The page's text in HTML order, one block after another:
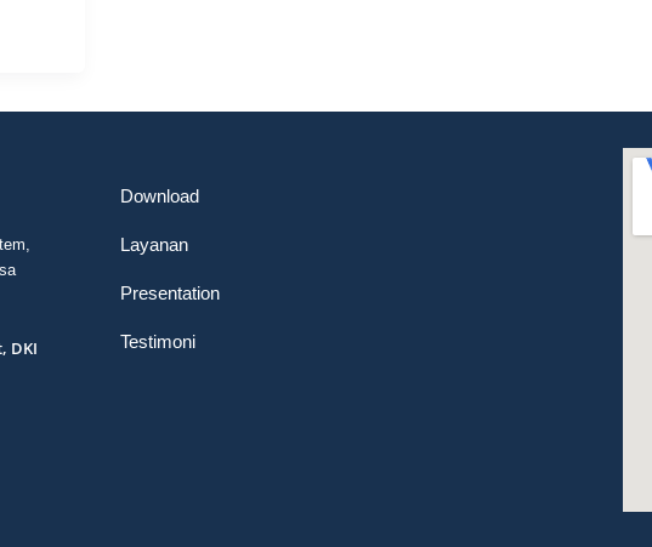
DKI
Download
Layanan
Presentation
Testimoni